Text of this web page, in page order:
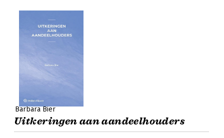
Barbara Bier
Uitkeringen aan aandeelhouders